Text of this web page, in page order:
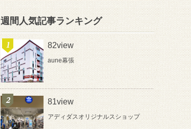
週間人気記事ランキング
82view
aune幕張
81view
アディダスオリジナルスショップ